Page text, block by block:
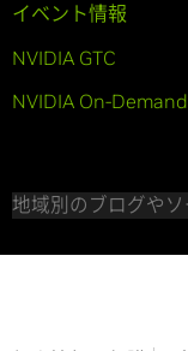
イベント情報
NVIDIA GTC
NVIDIA On-Demand
地域別のブログや